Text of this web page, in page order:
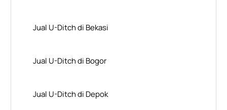
Jual U-Ditch di Bekasi
Jual U-Ditch di Bogor
Jual U-Ditch di Depok